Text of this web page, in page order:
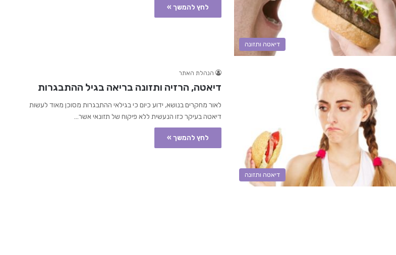
דיאטה ותזונה
לחץ להמשך »
דיאטה ותזונה
הנהלת האתר
דיאטה, הרזיה ותזונה בריאה בגיל ההתבגרות
לאור מחקרים בנושא, ידוע כיום כי בגילאי ההתבגרות מסוכן מאוד לעשות
דיאטה בעיקר כזו הנעשית ללא פיקוח של תזונאי אשר…
לחץ להמשך »